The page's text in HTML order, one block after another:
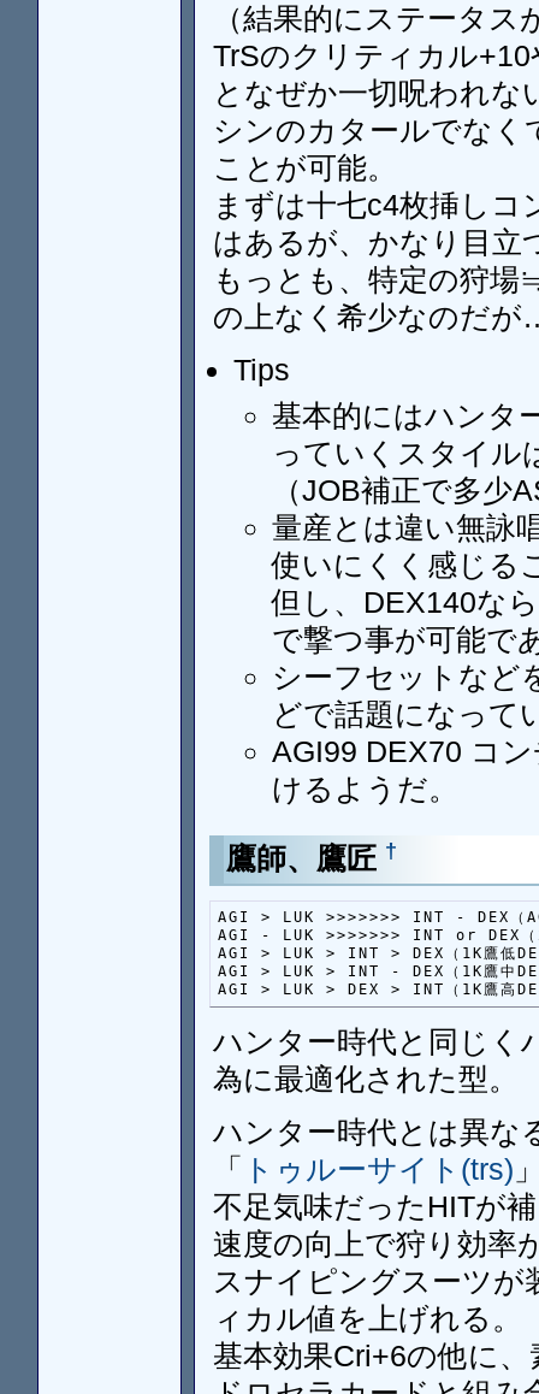
（結果的にステータ
TrSのクリティカル
となぜか一切呪われな
シンのカタールでなく
ことが可能。
まずは十七c4枚挿し
はあるが、かなり目立
もっとも、特定の狩
の上なく希少なのだ
Tips
基本的にはハンタ
っていくスタイル
（JOB補正で多
量産とは違い無詠
使いにくく感じる
但し、DEX140な
で撃つ事が可能で
シーフセットなど
どで話題になって
AGI99 DEX70 コ
けるようだ。
鷹師、鷹匠 †
AGI > LUK >>>>>>> INT - DEX（
AGI - LUK >>>>>>> INT or DEX（
AGI > LUK > INT > DEX（1K鷹低
AGI > LUK > INT - DEX（1K鷹中
AGI > LUK > DEX > INT（1K鷹高
ハンター時代と同じく
為に最適化された型。
ハンター時代とは異な
「 トゥルーサイト(trs)
不足気味だったHITが
速度の向上で狩り効率
スナイピングスーツ
ィカル値を上げれる。
基本効果Cri+6の他に